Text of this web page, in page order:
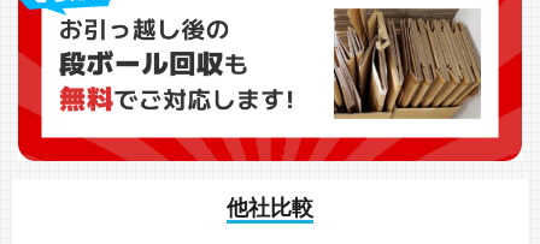
他社比較